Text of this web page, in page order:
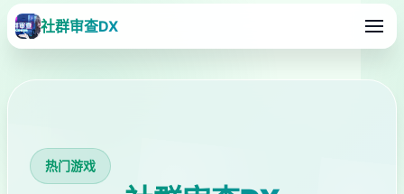
社群审查DX
热门游戏